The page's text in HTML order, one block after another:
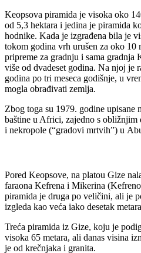
Keopsova piramida je visoka oko
od 5,3 hektara i jedina je piramida
hodnike. Kada je izgrađena bila je
tokom godina vrh urušen za oko 10
pripreme za gradnju i sama gradnja
više od dvadeset godina. Na njoj je
godina po tri meseca godišnje, u
mogla obrađivati zemlja.
Zbog toga su 1979. godine
baštine u Africi, zajedno s
i nekropole (“gradovi mrtvih”) u
Pored Keopsove, na platou Gize
faraona Kefrena i Mikerina
piramida je druga po veličini, ali je
izgleda kao veća iako desetak
Treća piramida iz Gize, koju je
visoka 65 metara, ali danas visina
je od krečnjaka i granita.